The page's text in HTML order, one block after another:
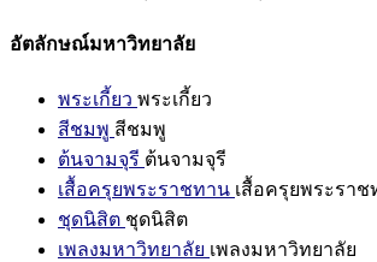
อัตลักษณ์มหาวิทยาลัย
พระเกี้ยว พระเกี้ยว
สีชมพู สีชมพู
ต้นจามจุรี ต้นจามจุรี
เสื้อครุยพระราชทาน เสื้อครุยพระราช
ชุดนิสิต ชุดนิสิต
เพลงมหาวิทยาลัย เพลงมหาวิทยาลัย